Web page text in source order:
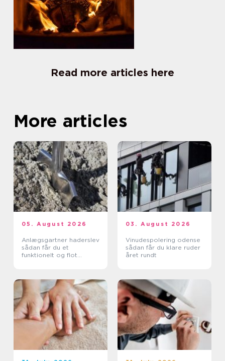
Read more articles here
More articles
05. August 2026
Anlægsgartner haderslev
sådan får du et
funktionelt og flot
03. August 2026
Vinudespolering odense
sådan får du klare ruder
året rundt